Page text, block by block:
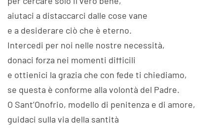
aiutaci a distaccarci dalle cose vane
e a desiderare ciò che è eterno.
Intercedi per noi nelle nostre necessità,
donaci forza nei momenti difficili
e ottienici la grazia che con fede ti chiediamo,
se questa è conforme alla volontà del Padre.
O Sant’Onofrio, modello di penitenza e di amore,
guidaci sulla via della santità